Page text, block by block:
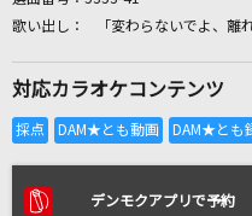
全
リアルタイムで
「変わらないでよ、離
対応カラオケコンテンツ
デンモクアプリで予約